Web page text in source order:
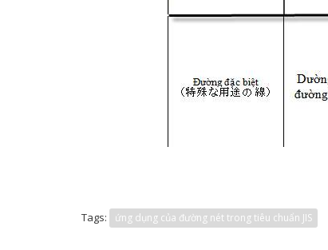
Tags: ứng dụng của đường nét trong tiêu chuẩn JIS